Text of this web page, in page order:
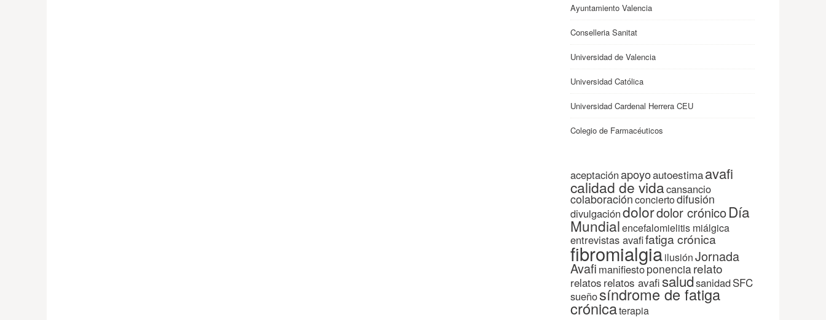
Ayuntamiento Valencia
Conselleria Sanitat
Universidad de Valencia
Universidad Católica
Universidad Cardenal Herrera CEU
Colegio de Farmacéuticos
aceptaciónapoyoautoestimaavafi
calidad de vidacansancio
colaboraciónconciertodifusión
divulgacióndolordolor crónicoDía
Mundialencefalomielitis miálgica
entrevistas avafifatiga crónica
fibromialgiailusiónJornada
Avafi manifiestoponenciarelato
relatos relatos avafisaludsanidadSFC
sueñosíndrome de fatiga
crónicaterapia